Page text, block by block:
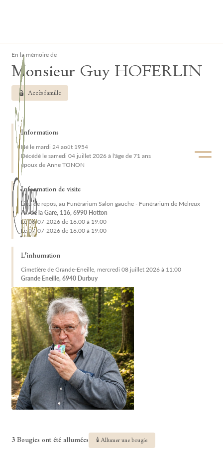
Ouvrir/
En la mémoire de
Monsieur Guy HOFERLIN
Accès famille
Informations
Né le mardi 24 août 1954
Décédé le samedi 04 juillet 2026 à l'âge de 71 ans
époux de Anne TONON
Information de visite
Lieu de repos, au Funérarium Salon gauche - Funérarium de Melreux
Av. de la Gare, 116, 6990 Hotton
Le 06-07-2026 de 16:00 à 19:00
Le 07-07-2026 de 16:00 à 19:00
L'inhumation
Cimetière de Grande-Eneille, mercredi 08 juillet 2026 à 11:00
Grande Eneille, 6940 Durbuy
3 Bougies ont été allumées 🕯 Allumer une bougie